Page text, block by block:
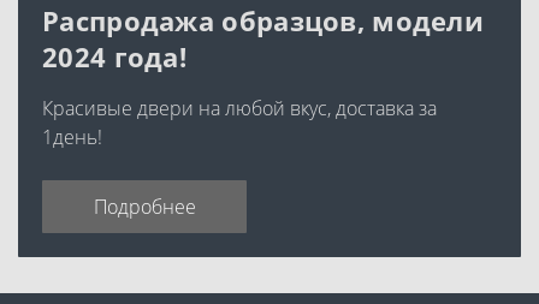
Распродажа образцов, модели
2024 года!
Красивые двери на любой вкус, доставка за
1день!
Подробнее